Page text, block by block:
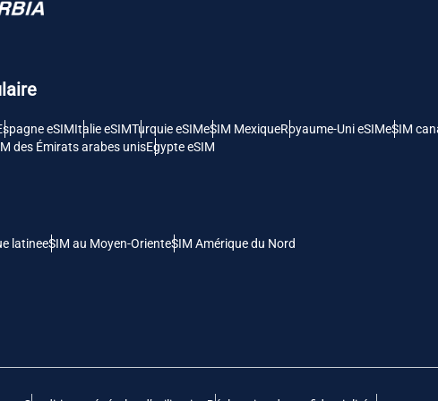
eSIMItalie eSIMTurquie eSIMeSIM MexiqueRoyaume-Uni eSIMeSIM
des Émirats arabes unisEgypte eSIM
latineeSIM au Moyen-OrienteSIM Amérique du Nord
Deutsch